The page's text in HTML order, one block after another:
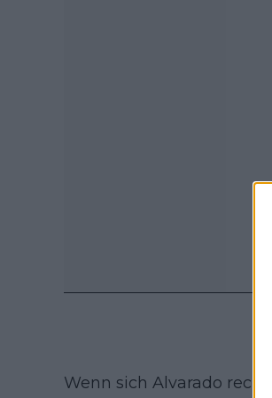
Wenn sich Alvarado